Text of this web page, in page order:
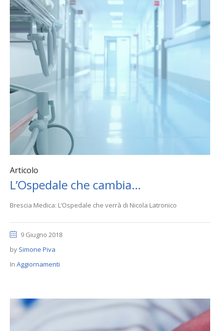
Articolo
L’Ospedale che cambia…
Brescia Medica: L’Ospedale che verrà di Nicola Latronico
9 Giugno 2018
by Simone Piva
In Aggiornamenti